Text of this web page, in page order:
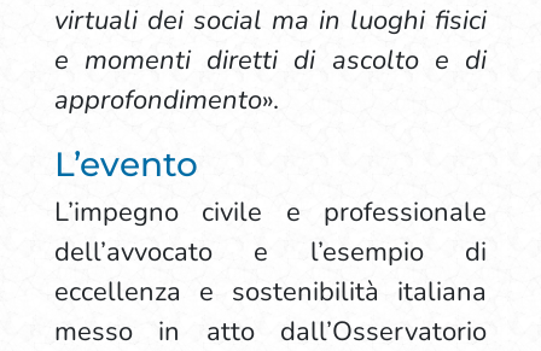
virtuali dei social ma in luoghi fisici
e momenti diretti di ascolto e di
approfondimento».
L’evento
L’impegno civile e professionale
dell’avvocato e l’esempio di
eccellenza e sostenibilità italiana
messo in atto dall’Osservatorio